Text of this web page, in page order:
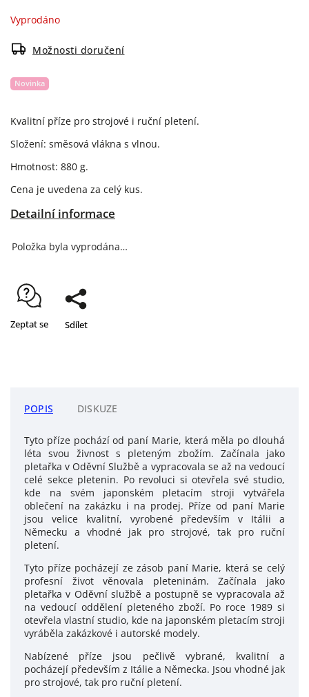
Vyprodáno
Možnosti doručení
Kvalitní příze pro strojové i ruční pletení.
Složení: směsová vlákna s vlnou.
Hmotnost: 880 g.
Cena je uvedena za celý kus.
Detailní informace
Novinka
Položka byla vyprodána…
Zeptat se Sdílet
POPIS DISKUZE
Tyto příze pochází od paní Marie, která měla po dlouhá
léta svou živnost s pleteným zbožím. Začínala jako
pletařka v Oděvní Službě a vypracovala se až na vedoucí
celé sekce pletenin. Po revoluci si otevřela své studio,
kde na svém japonském pletacím stroji vytvářela
oblečení na zakázku i na prodej. Příze od paní Marie
jsou velice kvalitní, vyrobené především v Itálii a
Německu a vhodné jak pro strojové, tak pro ruční
pletení.
Tyto příze pocházejí ze zásob paní Marie, která se celý
profesní život věnovala pleteninám. Začínala jako
pletařka v Oděvní službě a postupně se vypracovala až
na vedoucí oddělení pleteného zboží. Po roce 1989 si
otevřela vlastní studio, kde na japonském pletacím stroji
vyráběla zakázkové i autorské modely.
Nabízené příze jsou pečlivě vybrané, kvalitní a
pocházejí především z Itálie a Německa. Jsou vhodné jak
pro strojové, tak pro ruční pletení.